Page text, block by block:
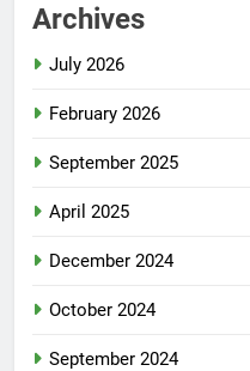
Archives
July 2026
February 2026
September 2025
April 2025
December 2024
October 2024
September 2024